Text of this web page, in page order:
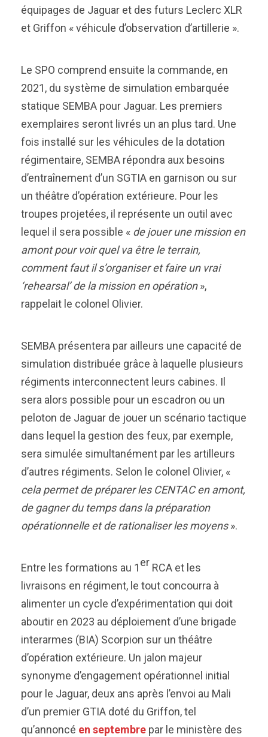
équipages de Jaguar et des futurs Leclerc XLR
et Griffon « véhicule d’observation d’artillerie ».
Le SPO comprend ensuite la commande, en
2021, du système de simulation embarquée
statique SEMBA pour Jaguar. Les premiers
exemplaires seront livrés un an plus tard. Une
fois installé sur les véhicules de la dotation
régimentaire, SEMBA répondra aux besoins
d’entraînement d’un SGTIA en garnison ou sur
un théâtre d’opération extérieure. Pour les
troupes projetées, il représente un outil avec
lequel il sera possible « de jouer une mission en
amont pour voir quel va être le terrain,
comment faut il s’organiser et faire un vrai
‘rehearsal’ de la mission en opération»,
rappelait le colonel Olivier.
SEMBA présentera par ailleurs une capacité de
simulation distribuée grâce à laquelle plusieurs
régiments interconnectent leurs cabines. Il
sera alors possible pour un escadron ou un
peloton de Jaguar de jouer un scénario tactique
dans lequel la gestion des feux, par exemple,
sera simulée simultanément par les artilleurs
d’autres régiments. Selon le colonel Olivier, «
cela permet de préparer les CENTAC en amont,
de gagner du temps dans la préparation
opérationnelle et de rationaliser les moyens».
Entre les formations au 1er RCA et les
livraisons en régiment, le tout concourra à
alimenter un cycle d’expérimentation qui doit
aboutir en 2023 au déploiement d’une brigade
interarmes (BIA) Scorpion sur un théâtre
d’opération extérieure. Un jalon majeur
synonyme d’engagement opérationnel initial
pour le Jaguar, deux ans après l’envoi au Mali
d’un premier GTIA doté du Griffon, tel
qu’annoncé en septembre par le ministère des